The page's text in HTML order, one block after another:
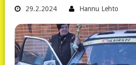
29.2.2024 Hannu Lehto